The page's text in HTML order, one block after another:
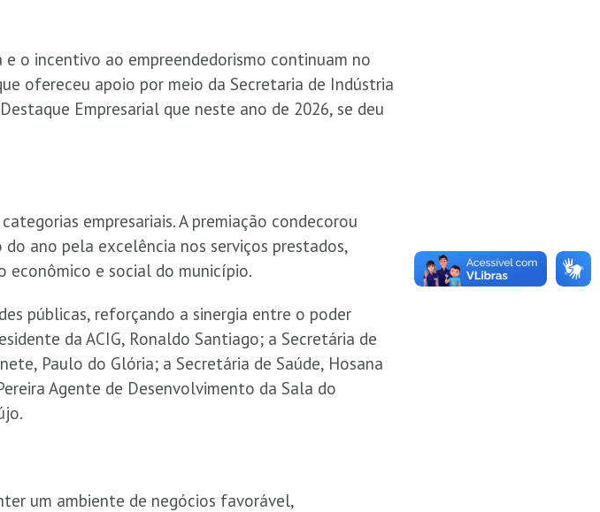
o incentivo ao empreendedorismo continuam no
ofereceu apoio por meio da Secretaria de Indústria
Empresarial que neste ano de 2026, se deu
empresariais. A premiação condecorou
ano pela excelência nos serviços prestados,
econômico e social do município.
públicas, reforçando a sinergia entre o poder
da ACIG, Ronaldo Santiago; a Secretária de
Paulo do Glória; a Secretária de Saúde, Hosana
Agente de Desenvolvimento da Sala do
um ambiente de negócios favorável,